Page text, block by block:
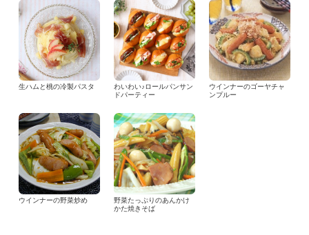
生ハムと桃の冷製パスタ
わいわい♪ロールパンサン
ドパーティー
ウインナーのゴーヤチャ
ンプルー
ウインナーの野菜炒め
野菜たっぷりのあんかけ
かた焼きそば